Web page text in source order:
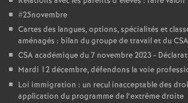
#25novembre
Cartes des langues, options, spécialités et
aménagés : bilan du groupe de travail et du
CSA académique du 7 novembre 2023 -
Mardi 12 décembre, défendons la voie
Loi immigration : un recul inacceptable des
application du programme de l’extrême droite